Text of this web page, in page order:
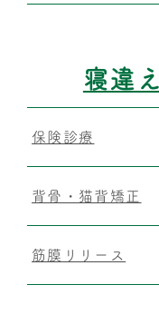
寝違
保険診療
背骨・猫背矯正
筋膜リリース